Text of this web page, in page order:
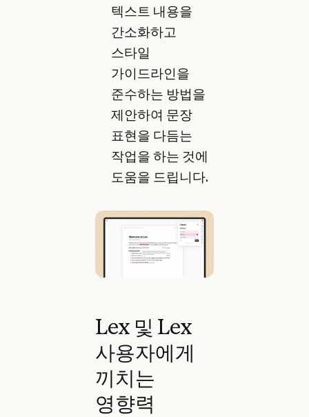
텍스트 내용을
간소화하고
스타일
가이드라인을
준수하는 방법을
제안하여 문장
표현을 다듬는
작업을 하는 것에
도움을 드립니다.
Lex 및 Lex
사용자에게
끼치는
영향력